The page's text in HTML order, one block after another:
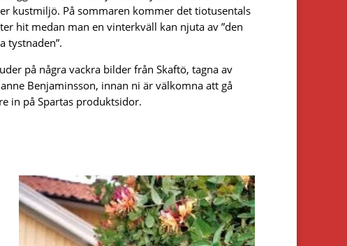
kustmiljö. På sommaren kommer det tiotusentals
hit medan man en vinterkväll kan njuta av ”den
tystnaden”.
på några vackra bilder från Skaftö, tagna av
Benjaminsson, innan ni är välkomna att gå
in på Spartas produktsidor.